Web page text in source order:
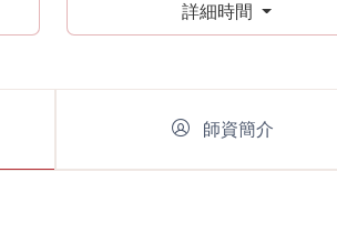
詳細時間
師資簡介